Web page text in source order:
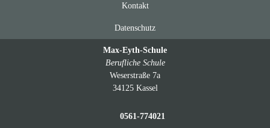
Kontakt
Datenschutz
Max-Eyth-Schule
Berufliche Schule
Weserstraße 7a
34125 Kassel
0561-774021